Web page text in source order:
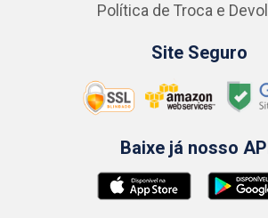
Política de Troca e
Site Seguro
Baixe já nosso